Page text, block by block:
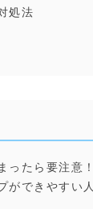
処法
ったら要注意！
ができやすい人